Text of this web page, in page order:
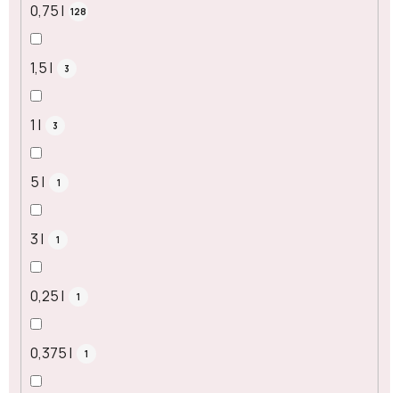
0,75 l 128
1,5 l 3
1 l 3
5 l 1
3 l 1
0,25 l 1
0,375 l 1